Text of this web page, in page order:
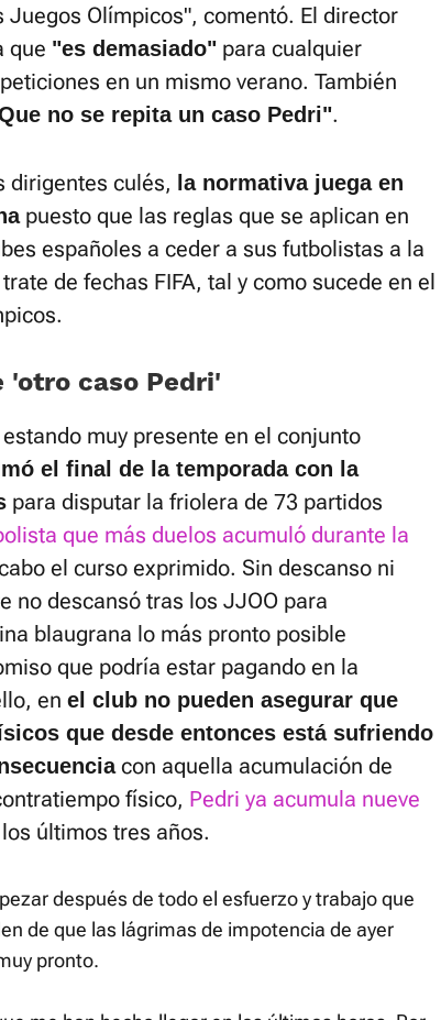
Juegos Olímpicos", comentó. El director
que "es demasiado" para cualquier
en un mismo verano. También
no se repita un caso Pedri".
dirigentes culés, la normativa juega en
puesto que las reglas que se aplican en
españoles a ceder a sus futbolistas a la
de fechas FIFA, tal y como sucede en el
'otro caso Pedri'
muy presente en el conjunto
el final de la temporada con la
para disputar la friolera de 73 partidos
que más duelos acumuló durante la
el curso exprimido. Sin descanso ni
no descansó tras los JJOO para
blaugrana lo más pronto posible
que podría estar pagando en la
en el club no pueden asegurar que
que desde entonces está sufriendo
con aquella acumulación de
físico, Pedri ya acumula nueve
últimos tres años.
después de todo el esfuerzo y trabajo que
de que las lágrimas de impotencia de ayer
pronto.